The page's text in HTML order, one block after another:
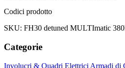
Codici prodotto
SKU: FH30 detuned MULTImatic
Categorie
Involucri & Quadri Elettrici Armadi di